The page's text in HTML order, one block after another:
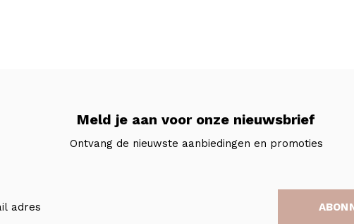
Meld je aan voor onze nieuwsbrief
Ontvang de nieuwste aanbiedingen en promoties